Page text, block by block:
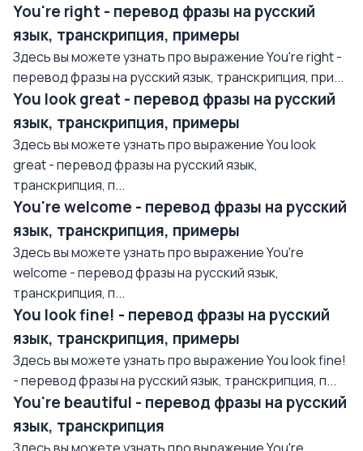
You're right - перевод фразы на русский
язык, транскрипция, примеры
Здесь вы можете узнать про выражение You're right -
перевод фразы на русский язык, транскрипция, при...
You look great - перевод фразы на русский
язык, транскрипция, примеры
Здесь вы можете узнать про выражение You look
great - перевод фразы на русский язык,
транскрипция, п...
You're welcome - перевод фразы на русский
язык, транскрипция, примеры
Здесь вы можете узнать про выражение You're
welcome - перевод фразы на русский язык,
транскрипция, п...
You look fine! - перевод фразы на русский
язык, транскрипция, примеры
Здесь вы можете узнать про выражение You look fine!
- перевод фразы на русский язык, транскрипция, п...
You're beautiful - перевод фразы на русский
язык, транскрипция